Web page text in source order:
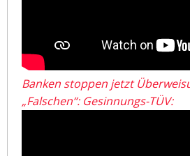
Banken stoppen jetzt
„Falschen“: Gesinnungs-TÜV: